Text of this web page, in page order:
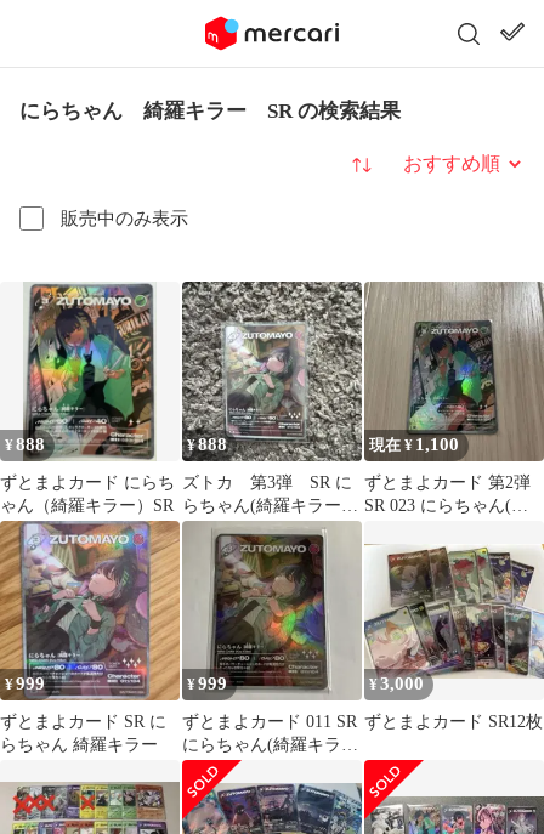
にらちゃん 綺羅キラー SR の検索結果
販売中のみ表示
並び替え
¥888
ずとまよカード にらち
ゃん（綺羅キラー）SR
¥888
ズトカ 第3弾 SR に
らちゃん(綺羅キラー)
【011/104】
現在 ¥ 1,100
ずとまよカード 第2弾
SR 023 にらちゃん(綺
¥999
ずとまよカード SR に
らちゃん 綺羅キラー
¥999
ずとまよカード 011 SR
にらちゃん(綺羅キラ
ー) ずっと真夜中でい
いのに。
¥3,000
ずとまよカード SR12枚